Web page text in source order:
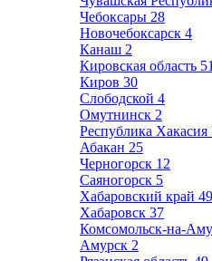
Чебоксары 28
Новочебоксарск 4
Канаш 2
Кировская область 51
Киров 30
Слободской 4
Омутнинск 2
Республика Хакасия
Абакан 25
Черногорск 12
Саяногорск 5
Хабаровский край 49
Хабаровск 37
Комсомольск-на-
Амурск 2